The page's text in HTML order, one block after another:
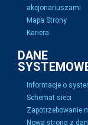
akcjonariuszami
Mapa Strony
Kariera
DANE
Informacje o
Schemat sieci
Zapotrzebowanie
Nowa strona z